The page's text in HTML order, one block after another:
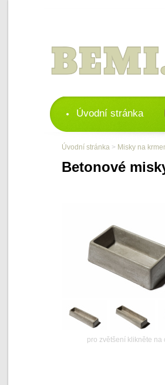
Úvodní stránka
Úvodní stránka > Misky na
Betonové
pro zvětšení klikněte na